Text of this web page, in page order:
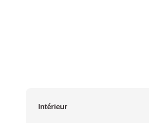
Intérieur